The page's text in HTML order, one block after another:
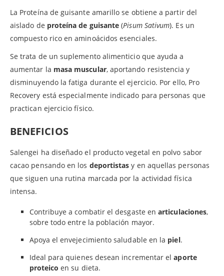
La Proteína de guisante amarillo se obtiene a partir del
aislado de proteína de guisante (Pisum Sativum). Es un
compuesto rico en aminoácidos esenciales.
Se trata de un suplemento alimenticio que ayuda a
aumentar la masa muscular, aportando resistencia y
disminuyendo la fatiga durante el ejercicio. Por ello, Pro
Recovery está especialmente indicado para personas que
practican ejercicio físico.
BENEFICIOS
Salengei ha diseñado el producto vegetal en polvo sabor
cacao pensando en los deportistas y en aquellas personas
que siguen una rutina marcada por la actividad física
intensa.
Contribuye a combatir el desgaste enarticulaciones,
sobre todo entre la población mayor.
Apoya el envejecimiento saludable en la piel.
Ideal para quienes desean incrementar elaporte
proteico en su dieta.